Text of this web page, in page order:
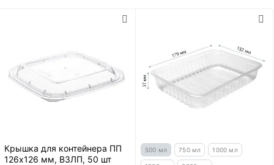
Крышка для контейнера ПП
126х126 мм, ВЗЛП, 50 шт
500 мл 750 мл 1000 мл